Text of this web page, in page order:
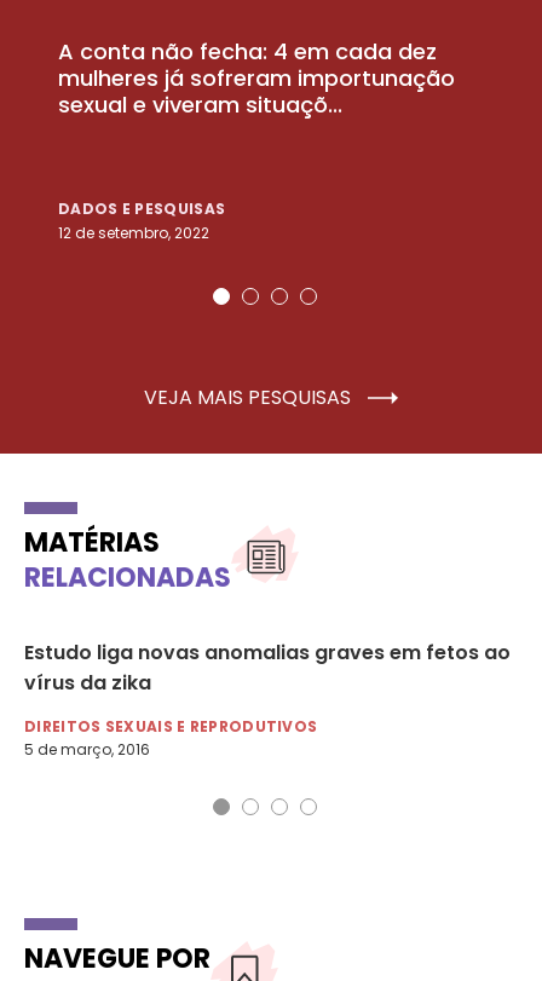
A conta não fecha: 4 em cada dez
mulheres já sofreram importunação
sexual e viveram situaçõ...
DADOS E PESQUISAS
12 de setembro, 2022
VEJA MAIS PESQUISAS
MATÉRIAS
RELACIONADAS
Estudo liga novas anomalias graves em fetos ao
vírus da zika
DIREITOS SEXUAIS E REPRODUTIVOS
5 de março, 2016
NAVEGUE POR